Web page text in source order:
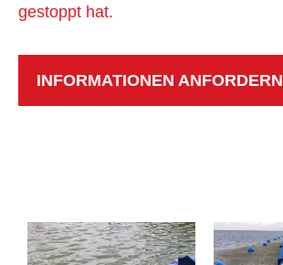
gestoppt hat.
INFORMATIONEN ANFORDERN